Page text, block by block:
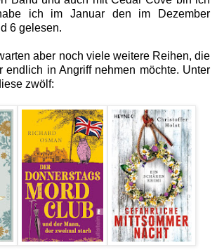
ich im Januar den im Dezember
6 gelesen.
aber noch viele weitere Reihen, die
endlich in Angriff nehmen möchte. Unter
zwölf: